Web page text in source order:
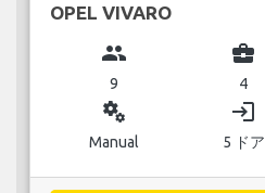
OPEL VIVARO
group
9
business_center
4
miscellaneous_services
Manual
login
5 ドア